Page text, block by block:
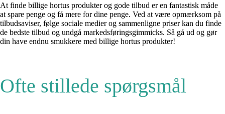
At finde billige hortus produkter og gode tilbud er en fantastisk måde
at spare penge og få mere for dine penge. Ved at være opmærksom på
tilbudsaviser, følge sociale medier og sammenligne priser kan du finde
de bedste tilbud og undgå markedsføringsgimmicks. Så gå ud og gør
din have endnu smukkere med billige hortus produkter!
Ofte stillede spørgsmål